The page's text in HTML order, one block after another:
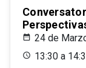
24 de
13:30 a